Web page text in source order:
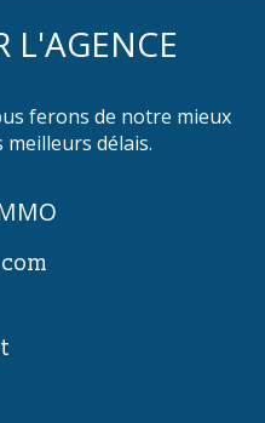
L'AGENCE
ferons de notre mieux
délais.